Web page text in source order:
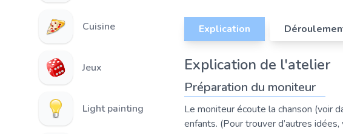
Cuisine
Jeux
Light painting
Explication
Explication de l'atelier
Préparation du moniteur
Le moniteur écoute la chanson (voir
enfants. (Pour trouver d’autres